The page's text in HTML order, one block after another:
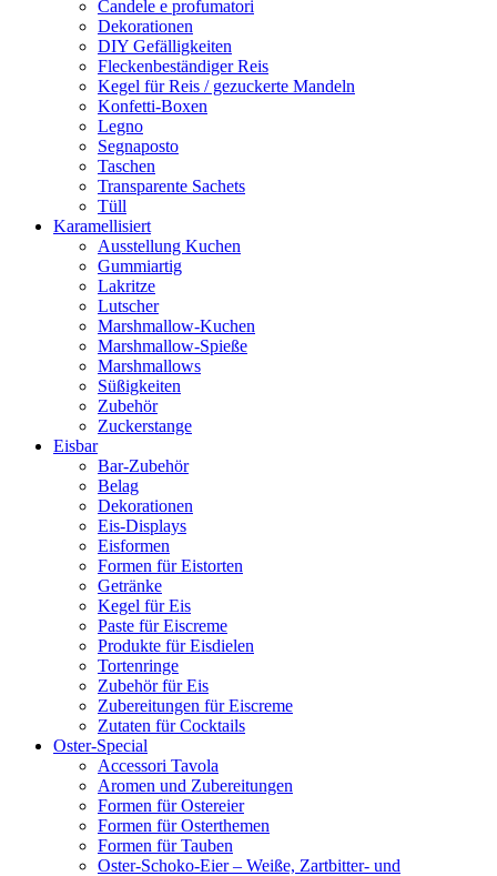
Candele e profumatori
Dekorationen
DIY Gefälligkeiten
Fleckenbeständiger Reis
Kegel für Reis / gezuckerte Mandeln
Konfetti-Boxen
Legno
Segnaposto
Taschen
Transparente Sachets
Tüll
Karamellisiert
Ausstellung Kuchen
Gummiartig
Lakritze
Lutscher
Marshmallow-Kuchen
Marshmallow-Spieße
Marshmallows
Süßigkeiten
Zubehör
Zuckerstange
Eisbar
Bar-Zubehör
Belag
Dekorationen
Eis-Displays
Eisformen
Formen für Eistorten
Getränke
Kegel für Eis
Paste für Eiscreme
Produkte für Eisdielen
Tortenringe
Zubehör für Eis
Zubereitungen für Eiscreme
Zutaten für Cocktails
Oster-Special
Accessori Tavola
Aromen und Zubereitungen
Formen für Ostereier
Formen für Osterthemen
Formen für Tauben
Oster-Schoko-Eier – Weiße, Zartbitter- und